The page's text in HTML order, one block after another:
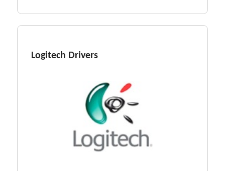
Logitech Drivers